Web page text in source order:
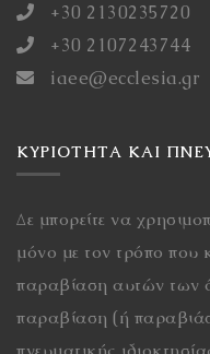
+30 2130235720
+30 2107243744
iaee@ecclesia.gr
ΚΥΡΙΌΤΗΤΑ ΚΑΙ
Δε μπορείτε να
μόνο με τον τρόπο που
παραβίαση αυτών των
παραβίαση (ή